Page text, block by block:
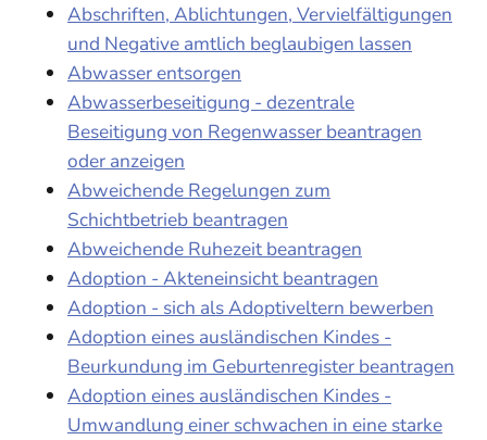
Abschriften, Ablichtungen, Vervielfältigungen
und Negative amtlich beglaubigen lassen
Abwasser entsorgen
Abwasserbeseitigung - dezentrale
Beseitigung von Regenwasser beantragen
oder anzeigen
Abweichende Regelungen zum
Schichtbetrieb beantragen
Abweichende Ruhezeit beantragen
Adoption - Akteneinsicht beantragen
Adoption - sich als Adoptiveltern bewerben
Adoption eines ausländischen Kindes -
Beurkundung im Geburtenregister beantragen
Adoption eines ausländischen Kindes -
Umwandlung einer schwachen in eine starke